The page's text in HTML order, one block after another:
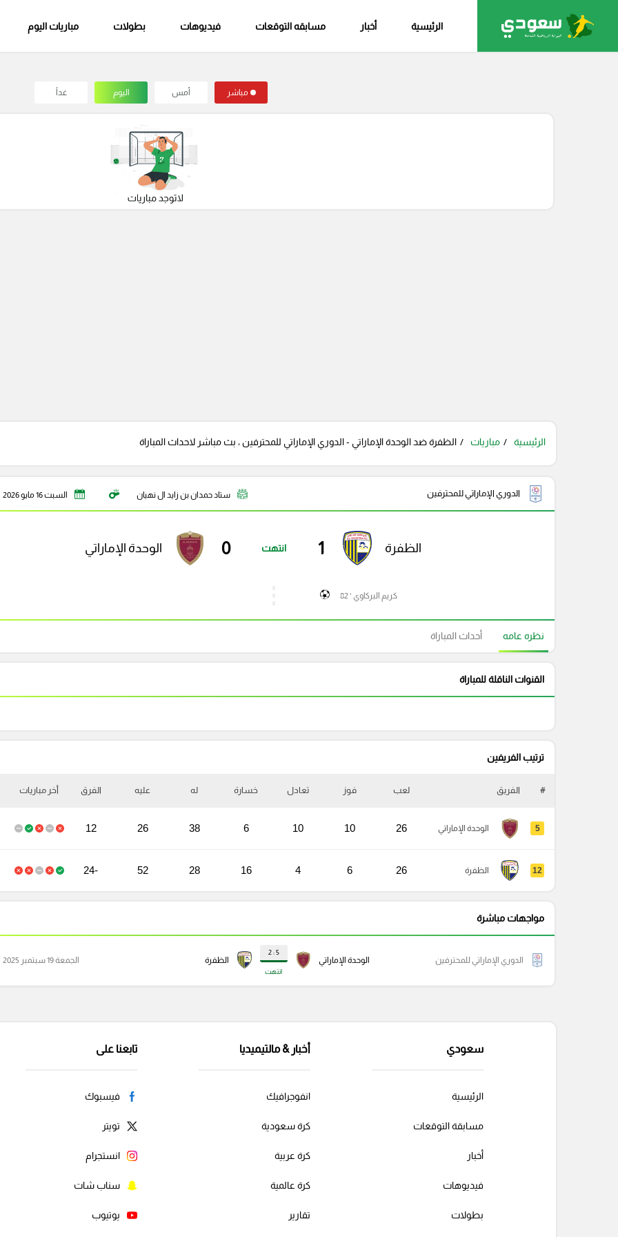
الرئيسية أخبار مسابقه التوقعات فيديوهات بطولات مباريات اليوم
مباشر أمس اليوم غداً
الرئيسية مباريات الظفرة ضد الوحدة الإماراتي - الدوري الإماراتي للمحترفين ، بث مباشر لاحداث المباراة
الدوري الإماراتي للمحترفين ستاد حمدان بن زايد ال نهيان السبت 16 مايو 2026
الظفرة 1 انتهت 0 الوحدة الإماراتي
كريم البركاوي ' 82
نظره عامه أحداث المباراة
القنوات الناقلة للمباراة
ترتيب الفريفين
# الفريق لعب فوز تعادل خسارة له عليه الفرق أخر مباريات
5 الوحدة الإماراتي 26
10
10
6
38
26
12
12 الظفرة 26
6
4
16
28
52
-24
مواجهات مباشرة
الوحدة الإماراتي
5 : 2
انتهت
الظفرة الدوري الإماراتي للمحترفين الجمعة 19 سبتمبر 2025
سعودي
الرئيسية
مسابقة التوقعات
أخبار
فيديوهات
بطولات
أخبار & مالتيميديا
انفوجرافيك
كرة سعودية
كرة عربية
كرة عالمية
تقارير
تابعنا على
فيسبوك
تويتر
انستجرام
سناب شات
يوتيوب